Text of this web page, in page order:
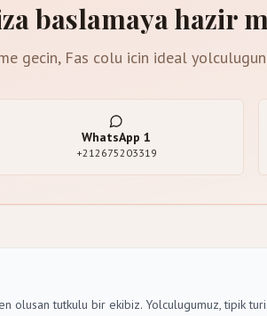
baslamaya hazir
gecin, Fas colu icin ideal
WhatsApp 1
+212675203319
olusan tutkulu bir ekibiz. Yolculugumuz, tipik